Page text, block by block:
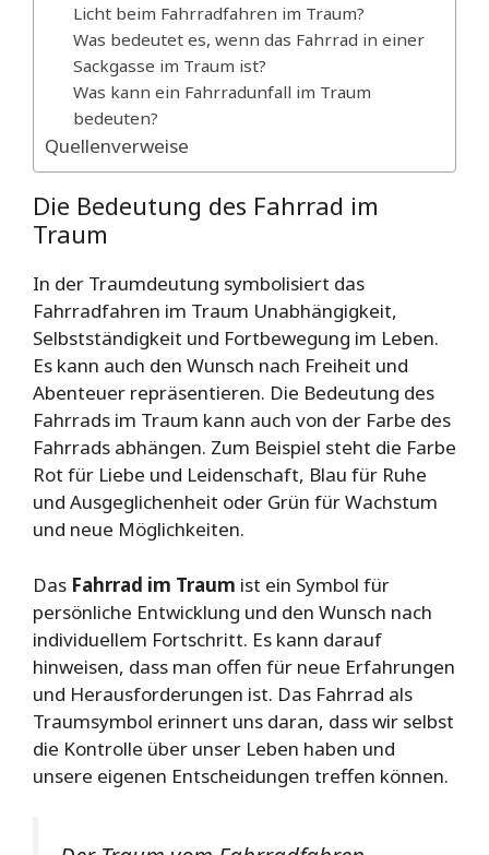
Licht beim Fahrradfahren im Traum?
Was bedeutet es, wenn das Fahrrad in einer
Sackgasse im Traum ist?
Was kann ein Fahrradunfall im Traum
bedeuten?
Quellenverweise
Die Bedeutung des Fahrrad im
Traum
In der Traumdeutung symbolisiert das
Fahrradfahren im Traum Unabhängigkeit,
Selbstständigkeit und Fortbewegung im Leben.
Es kann auch den Wunsch nach Freiheit und
Abenteuer repräsentieren. Die Bedeutung des
Fahrrads im Traum kann auch von der Farbe des
Fahrrads abhängen. Zum Beispiel steht die Farbe
Rot für Liebe und Leidenschaft, Blau für Ruhe
und Ausgeglichenheit oder Grün für Wachstum
und neue Möglichkeiten.
Das Fahrrad im Traum ist ein Symbol für
persönliche Entwicklung und den Wunsch nach
individuellem Fortschritt. Es kann darauf
hinweisen, dass man offen für neue Erfahrungen
und Herausforderungen ist. Das Fahrrad als
Traumsymbol erinnert uns daran, dass wir selbst
die Kontrolle über unser Leben haben und
unsere eigenen Entscheidungen treffen können.